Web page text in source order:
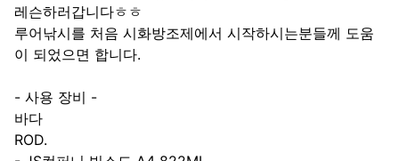
레슨하러갑니다ㅎㅎ
루어낚시를 처음 시화방조제에서 시작하시는분들께 도움
이 되었으면 합니다.
- 사용 장비 -
바다
ROD.